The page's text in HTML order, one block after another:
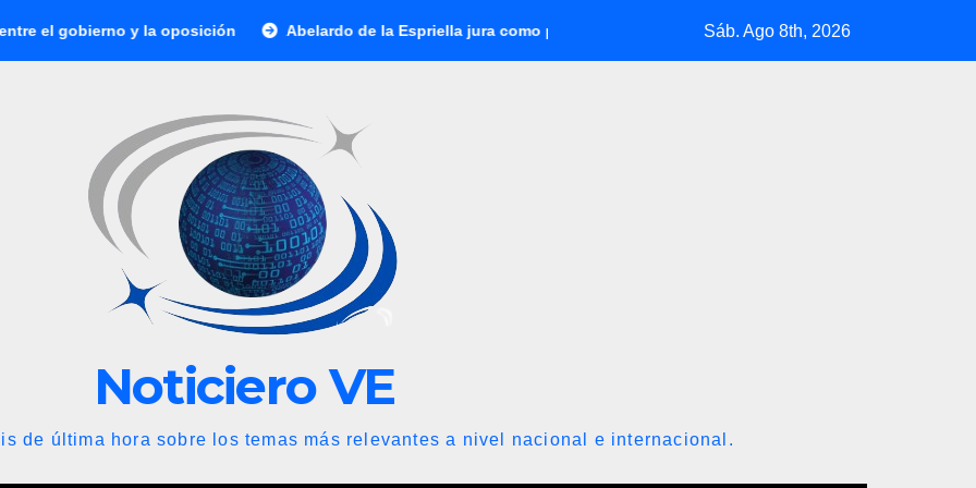
y la oposición Abelardo de la Espriella jura como presidente de Colombia para el periodo 2026-2030
Sáb. Ago 8th, 2026
Noticiero VE
de última hora sobre los temas más relevantes a nivel nacional e internacional.